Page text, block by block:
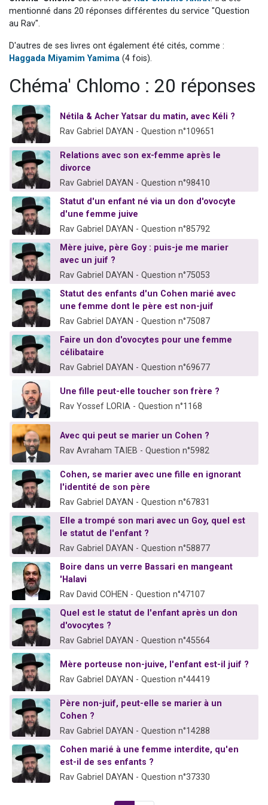
Il reste 49 places pour étudier en groupe sur Zoom
2 personnes viennent de nous rejoindre sur WhatsApp
mentionné dans 20 réponses différentes du service "Question
au Rav".
D'autres de ses livres ont également été cités, comme :
Haggada Miyamim Yamima (4 fois).
Chéma' Chlomo : 20 réponses
Nétila & Acher Yatsar du matin, avec Kéli ?
Rav Gabriel DAYAN - Question n°109651
Relations avec son ex-femme après le
divorce
Rav Gabriel DAYAN - Question n°98410
Statut d'un enfant né via un don d'ovocyte
d'une femme juive
Rav Gabriel DAYAN - Question n°85792
Mère juive, père Goy : puis-je me marier
avec un juif ?
Rav Gabriel DAYAN - Question n°75053
Statut des enfants d'un Cohen marié avec
une femme dont le père est non-juif
Rav Gabriel DAYAN - Question n°75087
Faire un don d'ovocytes pour une femme
célibataire
Rav Gabriel DAYAN - Question n°69677
Une fille peut-elle toucher son frère ?
Rav Yossef LORIA - Question n°1168
Avec qui peut se marier un Cohen ?
Rav Avraham TAIEB - Question n°5982
Cohen, se marier avec une fille en ignorant
l'identité de son père
Rav Gabriel DAYAN - Question n°67831
Elle a trompé son mari avec un Goy, quel est
le statut de l'enfant ?
Rav Gabriel DAYAN - Question n°58877
Boire dans un verre Bassari en mangeant
'Halavi
Rav David COHEN - Question n°47107
Quel est le statut de l'enfant après un don
d'ovocytes ?
Rav Gabriel DAYAN - Question n°45564
Mère porteuse non-juive, l'enfant est-il juif ?
Rav Gabriel DAYAN - Question n°44419
Père non-juif, peut-elle se marier à un
Cohen ?
Rav Gabriel DAYAN - Question n°14288
Cohen marié à une femme interdite, qu'en
est-il de ses enfants ?
Rav Gabriel DAYAN - Question n°37330